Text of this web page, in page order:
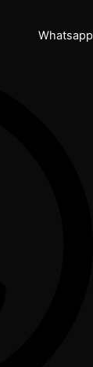
Whatsapp